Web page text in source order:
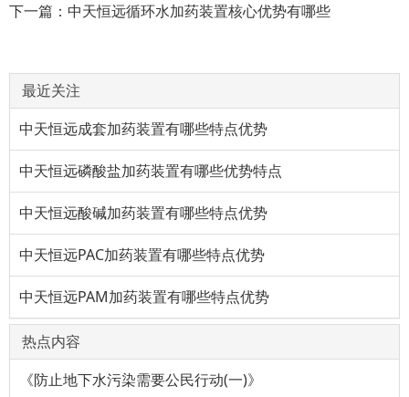
下一篇： 中天恒远循环水加药装置核心优势有哪些
最近关注
中天恒远成套加药装置有哪些特点优势
中天恒远磷酸盐加药装置有哪些优势特点
中天恒远酸碱加药装置有哪些特点优势
中天恒远PAC加药装置有哪些特点优势
中天恒远PAM加药装置有哪些特点优势
热点内容
《防止地下水污染需要公民行动(一)》